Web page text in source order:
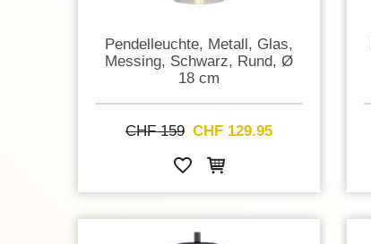
Pendelleuchte, Metall, Glas,
Messing, Schwarz, Rund, Ø
18 cm
CHF 159 CHF 129.95